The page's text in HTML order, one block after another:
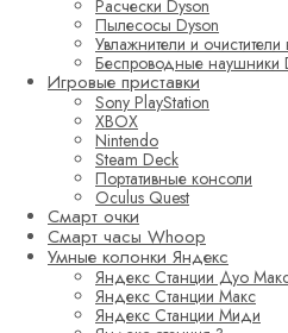
Расчески Dyson
Пылесосы Dyson
Увлажнители и
Беспроводные наушники
Игровые приставки
Sony PlayStation
XBOX
Nintendo
Steam Deck
Портативные консоли
Oculus Quest
Смарт очки
Смарт часы Whoop
Умные колонки Яндекс
Яндекс Станции Дуо
Яндекс Станции Макс
Яндекс Станции Миди